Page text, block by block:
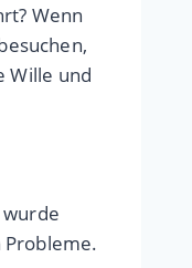
Wenn
Wille und
Probleme.